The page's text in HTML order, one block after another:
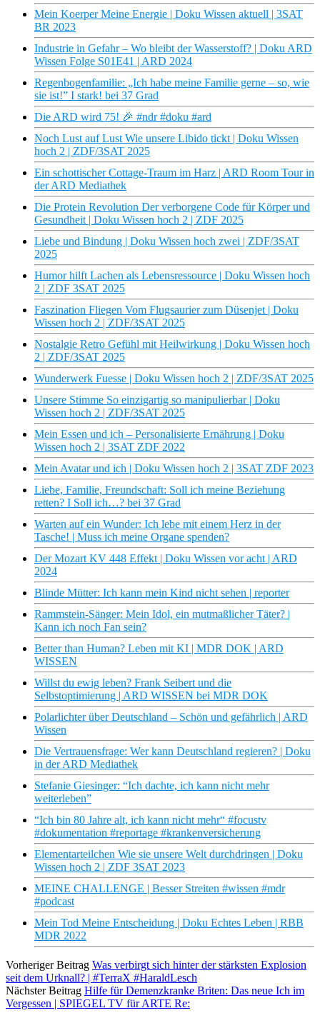
Mein Koerper Meine Energie | Doku Wissen aktuell | 3SAT
BR 2023
Industrie in Gefahr – Wo bleibt der Wasserstoff? | Doku ARD
Wissen Folge S01E41 | ARD 2024
Regenbogenfamilie: „Ich habe meine Familie gerne – so, wie
sie ist!” I stark! bei 37 Grad
Die ARD wird 75! 🎉 #ndr #doku #ard
Noch Lust auf Lust Wie unsere Libido tickt | Doku Wissen
hoch 2 | ZDF/3SAT 2025
Ein schottischer Cottage-Traum im Harz | ARD Room Tour in
der ARD Mediathek
Die Protein Revolution Der verborgene Code für Körper und
Gesundheit | Doku Wissen hoch 2 | ZDF 2025
Liebe und Bindung | Doku Wissen hoch zwei | ZDF/3SAT
2025
Humor hilft Lachen als Lebensressource | Doku Wissen hoch
2 | ZDF 3SAT 2025
Faszination Fliegen Vom Flugsaurier zum Düsenjet | Doku
Wissen hoch 2 | ZDF/3SAT 2025
Nostalgie Retro Gefühl mit Heilwirkung | Doku Wissen hoch
2 | ZDF/3SAT 2025
Wunderwerk Fuesse | Doku Wissen hoch 2 | ZDF/3SAT 2025
Unsere Stimme So einzigartig so manipulierbar | Doku
Wissen hoch 2 | ZDF/3SAT 2025
Mein Essen und ich – Personalisierte Ernährung | Doku
Wissen hoch 2 | 3SAT ZDF 2022
Mein Avatar und ich | Doku Wissen hoch 2 | 3SAT ZDF 2023
Liebe, Familie, Freundschaft: Soll ich meine Beziehung
retten? I Soll ich…? bei 37 Grad
Warten auf ein Wunder: Ich lebe mit einem Herz in der
Tasche! | Muss ich meine Organe spenden?
Der Mozart KV 448 Effekt | Doku Wissen vor acht | ARD
2024
Blinde Mütter: Ich kann mein Kind nicht sehen | reporter
Rammstein-Sänger: Mein Idol, ein mutmaßlicher Täter? |
Kann ich noch Fan sein?
Better than Human? Leben mit KI | MDR DOK | ARD
WISSEN
Willst du ewig leben? Frank Seibert und die
Selbstoptimierung | ARD WISSEN bei MDR DOK
Polarlichter über Deutschland – Schön und gefährlich | ARD
Wissen
Die Vertrauensfrage: Wer kann Deutschland regieren? | Doku
in der ARD Mediathek
Stefanie Giesinger: “Ich dachte, ich kann nicht mehr
weiterleben”
“Ich bin 80 Jahre alt, ich kann nicht mehr“ #focustv
#dokumentation #reportage #krankenversicherung
Elementarteilchen Wie sie unsere Welt durchdringen | Doku
Wissen hoch 2 | ZDF 3SAT 2023
MEINE CHALLENGE | Besser Streiten #wissen #mdr
#podcast
Mein Tod Meine Entscheidung | Doku Echtes Leben | RBB
MDR 2022
Vorheriger Beitrag Was verbirgt sich hinter der stärksten Explosion
seit dem Urknall? | #TerraX #HaraldLesch
Nächster Beitrag Hilfe für Demenzkranke Briten: Das neue Ich im
Vergessen | SPIEGEL TV für ARTE Re: